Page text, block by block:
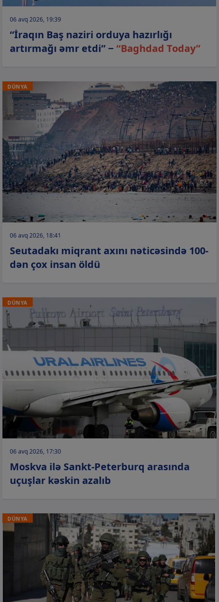
06 avq 2026, 19:39
“İraqın Baş naziri orduya hazırlığı
artırmağı əmr etdi” − “Baghdad Today”
DÜNYA
06 avq 2026, 18:41
Seutadakı miqrant axını nəticəsində 100-
dən çox insan öldü
DÜNYA
06 avq 2026, 17:30
Moskva ilə Sankt-Peterburq arasında
uçuşlar kəskin azalıb
DÜNYA